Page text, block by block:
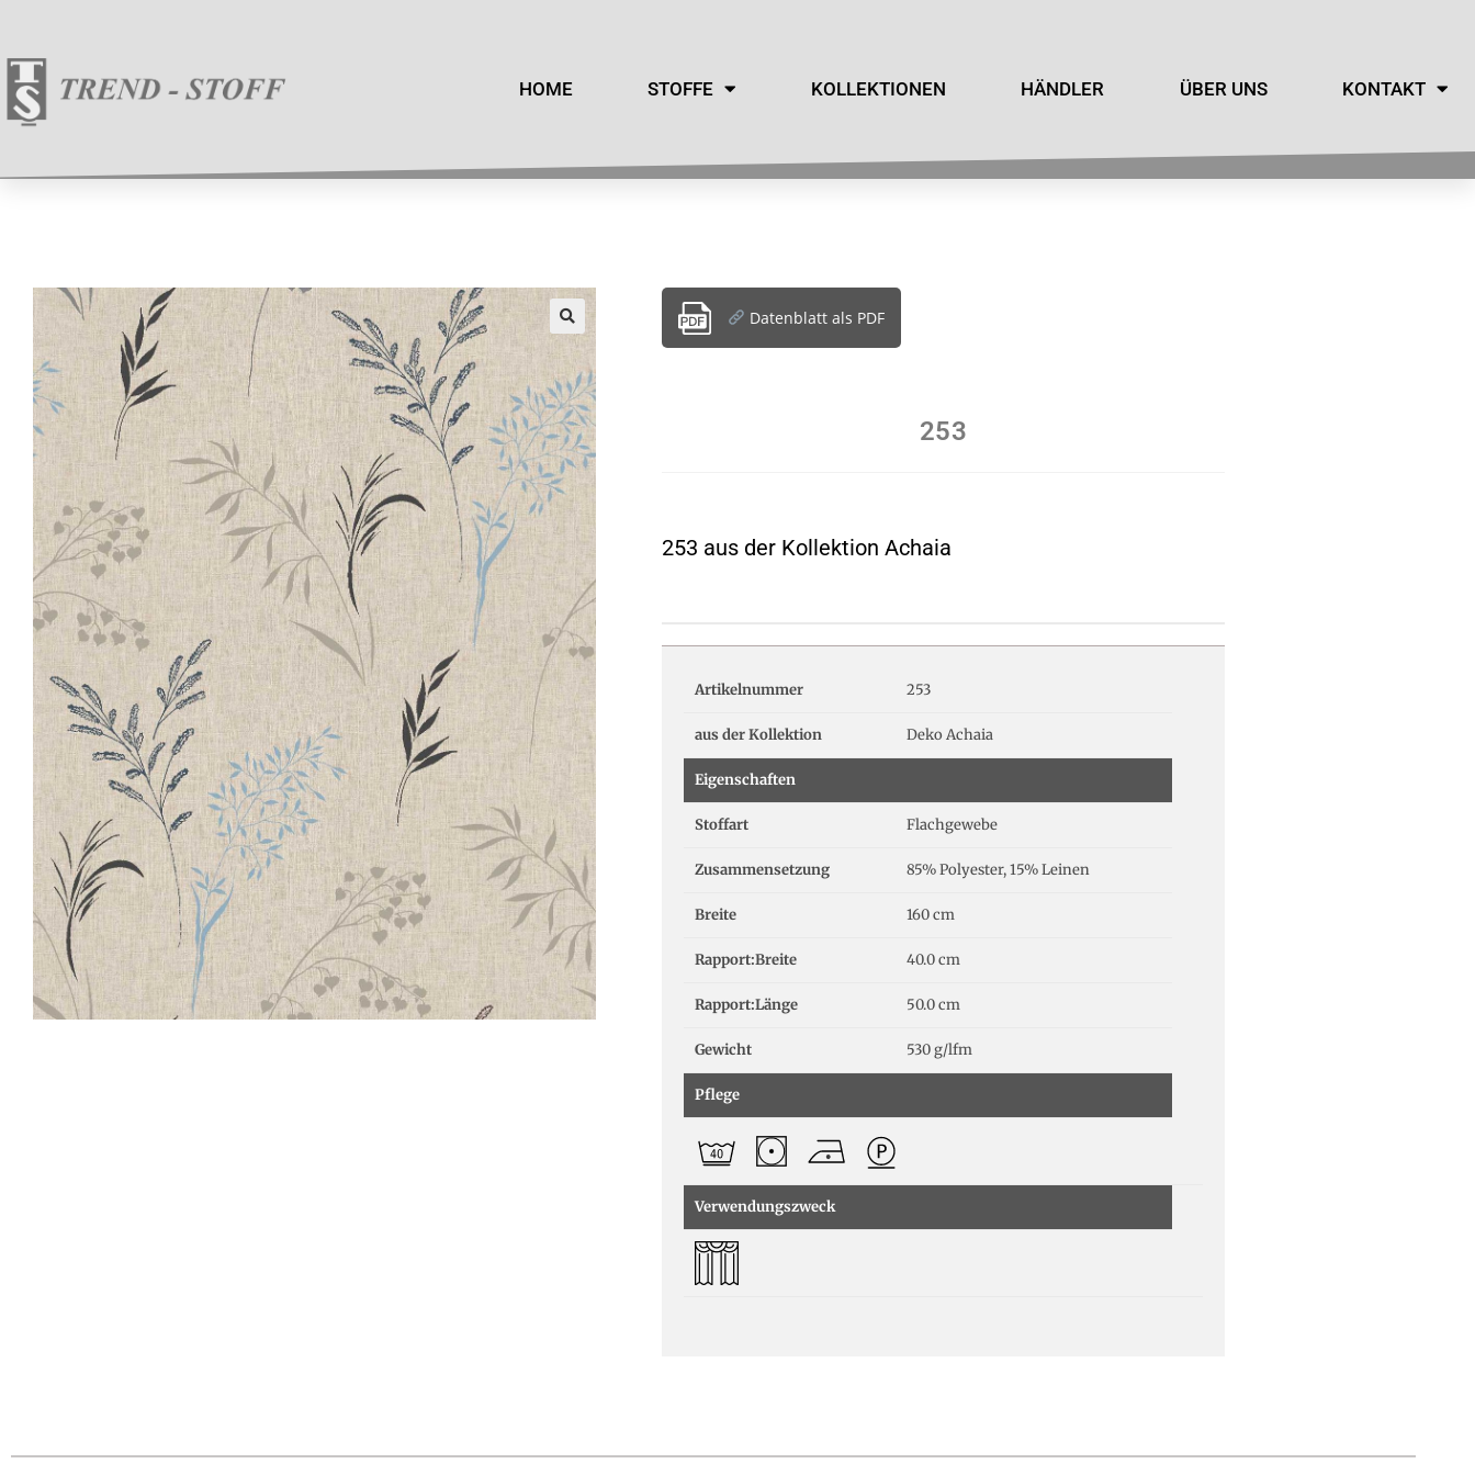
HOME STOFFE KOLLEKTIONEN HÄNDLER ÜBER UNS KONTAKT
Datenblatt als PDF
253
253 aus der Kollektion Achaia
Artikelnummer 253
aus der Kollektion Deko Achaia
Eigenschaften
Stoffart Flachgewebe
Zusammensetzung 85% Polyester, 15% Leinen
Breite 160 cm
Rapport:Breite 40.0 cm
Rapport:Länge 50.0 cm
Gewicht 530 g/lfm
Pflege
Verwendungszweck